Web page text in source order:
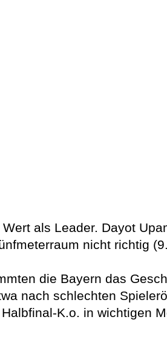
als Leader. Dayot
nicht richtig
die Bayern das
nach schlechten
K.o. in wichtigen